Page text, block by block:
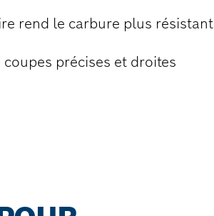
rend le carbure plus résistant
précises et droites